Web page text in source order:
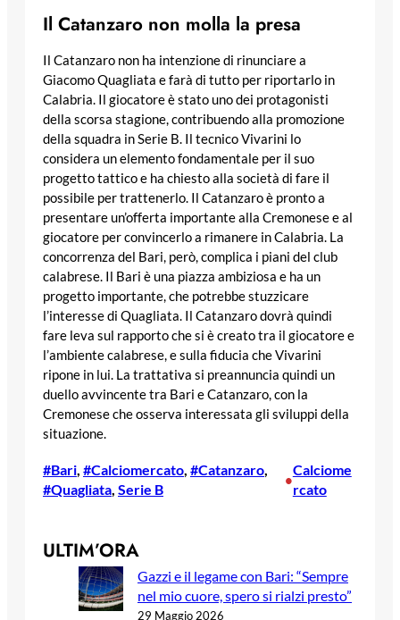
Il Catanzaro non molla la presa
Il Catanzaro non ha intenzione di rinunciare a
Giacomo Quagliata e farà di tutto per riportarlo in
Calabria. Il giocatore è stato uno dei protagonisti
della scorsa stagione, contribuendo alla promozione
della squadra in Serie B. Il tecnico Vivarini lo
considera un elemento fondamentale per il suo
progetto tattico e ha chiesto alla società di fare il
possibile per trattenerlo. Il Catanzaro è pronto a
presentare un’offerta importante alla Cremonese e al
giocatore per convincerlo a rimanere in Calabria. La
concorrenza del Bari, però, complica i piani del club
calabrese. Il Bari è una piazza ambiziosa e ha un
progetto importante, che potrebbe stuzzicare
l’interesse di Quagliata. Il Catanzaro dovrà quindi
fare leva sul rapporto che si è creato tra il giocatore e
l’ambiente calabrese, e sulla fiducia che Vivarini
ripone in lui. La trattativa si preannuncia quindi un
duello avvincente tra Bari e Catanzaro, con la
Cremonese che osserva interessata gli sviluppi della
situazione.
#Bari, #Calciomercato, #Catanzaro
#Quagliata, Serie B
•
Calciome
rcato
ULTIM’ORA
Gazzi e il legame con Bari: “Sempre
nel mio cuore, spero si rialzi presto”
29 Maggio 2026